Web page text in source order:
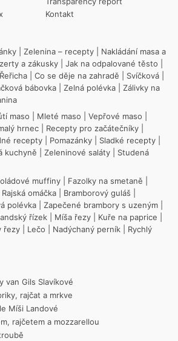
Kontakt
Zelenina – recepty
Nakládání masa a
a zákusky Jak na odpalované těsto
Řeřicha Co se děje na zahradě Svíčková
bábovka Zelná polévka
Zálivky na
maso Mleté maso Vepřové maso
hrnec Recepty pro začátečníky
recepty Pomazánky Sladké recepty
kuchyně Zeleninové saláty
Studená
muffiny Fazolky na smetaně
Rajská omáčka Bramborový guláš
polévka Zapečené brambory s uzeným
řízek Míša řezy Kuře na paprice
řezy Lečo Nadýchaný perník
Rychlý
van Gils Slavíkové
rajčat a mrkve
Míši Landové
rajčetem a mozzarellou